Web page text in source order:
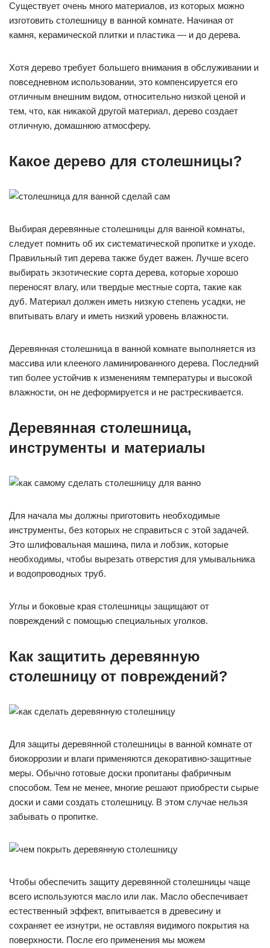
Существует очень много материалов, из которых можно
изготовить столешницу в ванной комнате. Начиная от
камня, керамической плитки и пластика — и до дерева.
Хотя дерево требует большего внимания в обслуживании и
повседневном использовании, это компенсируется его
отличным внешним видом, относительно низкой ценой и
тем, что, как никакой другой материал, дерево создает
отличную, домашнюю атмосферу.
Какое дерево для столешницы?
Выбирая деревянные столешницы для ванной комнаты,
следует помнить об их систематической пропитке и уходе.
Правильный тип дерева также будет важен. Лучше всего
выбирать экзотические сорта дерева, которые хорошо
переносят влагу, или твердые местные сорта, такие как
дуб. Материал должен иметь низкую степень усадки, не
впитывать влагу и иметь низкий уровень влажности.
Деревянная столешница в ванной комнате выполняется из
массива или клееного ламинированного дерева. Последний
тип более устойчив к изменениям температуры и высокой
влажности, он не деформируется и не растрескивается.
Деревянная столешница,
инструменты и материалы
Для начала мы должны приготовить необходимые
инструменты, без которых не справиться с этой задачей.
Это шлифовальная машина, пила и лобзик, которые
необходимы, чтобы вырезать отверстия для умывальника
и водопроводных труб.
Углы и боковые края столешницы защищают от
повреждений с помощью специальных уголков.
Как защитить деревянную
столешницу от повреждений?
Для защиты деревянной столешницы в ванной комнате от
биокоррозии и влаги применяются декоративно-защитные
меры. Обычно готовые доски пропитаны фабричным
способом. Тем не менее, многие решают приобрести сырые
доски и сами создать столешницу. В этом случае нельзя
забывать о пропитке.
Чтобы обеспечить защиту деревянной столешницы чаще
всего используются масло или лак. Масло обеспечивает
естественный эффект, впитывается в древесину и
сохраняет ее изнутри, не оставляя видимого покрытия на
поверхности. После его применения мы можем